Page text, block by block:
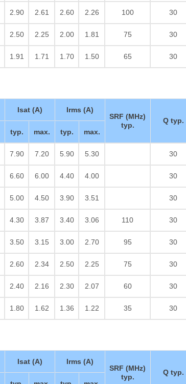
2.90 2.61 2.60 2.26 100 30
2.50 2.25 2.00 1.81 75 30
1.91 1.71 1.70 1.50 65 30
Isat (A)
Irms (A)
SRF (MHz)
typ.
Q typ.
typ. max. typ. max.
7.90 7.20 5.90 5.30 30
6.60 6.00 4.40 4.00 30
5.00 4.50 3.90 3.51 30
4.30 3.87 3.40 3.06 110 30
3.50 3.15 3.00 2.70 95 30
2.60 2.34 2.50 2.25 75 30
2.40 2.16 2.30 2.07 60 30
1.80 1.62 1.36 1.22 35 30
Isat (A)
Irms (A)
SRF (MHz)
typ.
Q typ.